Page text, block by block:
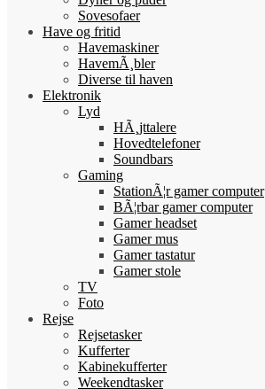
Sovesofaer
Have og fritid
Havemaskiner
HavemÃ¸bler
Diverse til haven
Elektronik
Lyd
HÃ¸jttalere
Hovedtelefoner
Soundbars
Gaming
StationÃ¦r gamer computer
BÃ¦rbar gamer computer
Gamer headset
Gamer mus
Gamer tastatur
Gamer stole
TV
Foto
Rejse
Rejsetasker
Kufferter
Kabinekufferter
Weekendtasker